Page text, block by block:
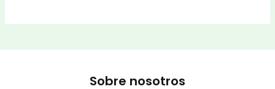
Sobre nosotros